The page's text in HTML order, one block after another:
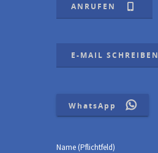
ANRUFEN
E-MAIL SCHREIBEN
WhatsApp
Name (Pflichtfeld)